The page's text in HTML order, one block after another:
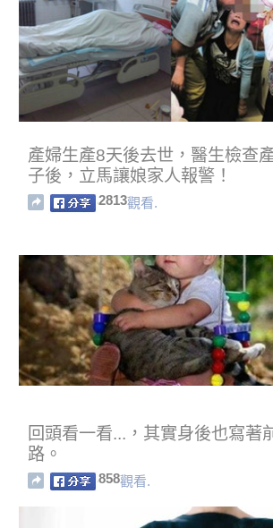
產婦生產8天後去世，醫生檢查
子後，立馬讓娘家人報警！
2813觀看.
回頭看一看...，其實身後也寫著
路。
858觀看.